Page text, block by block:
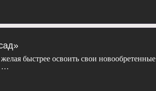
быстрее освоить свои новообретенные
…